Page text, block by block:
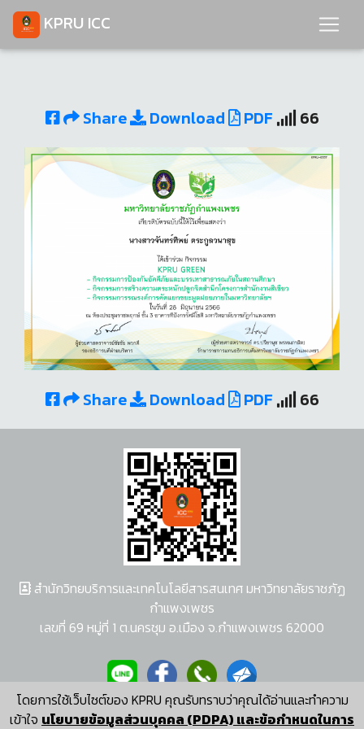
KPRU ICC
Share Download PDF 66
Share Download PDF 66
โดยการใช้เว็บไซต์ของ KPRU คุณรับทราบว่าคุณได้อ่านและทำความ
เข้าใจ นโยบายข้อมูลส่วนบุคคล (PDPA) และข้อกำหนดในการ
สำนักวิทยบริการและเทคโนโลยีสารสนเทศ มหาวิทยาลัยราชภัฏ
กำแพงเพชร
เลขที่ 69 หมู่ที่ 1 ต.นครชุม อ.เมือง จ.กำแพงเพชร 62000
ผู้พัฒนาระบบ อนุชา พวงผกา